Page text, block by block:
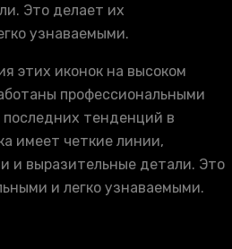
Это делает их
узнаваемыми.
этих иконок на высоком
профессиональными
тенденций в
имеет четкие линии,
и выразительные детали. Это
и легко узнаваемыми.